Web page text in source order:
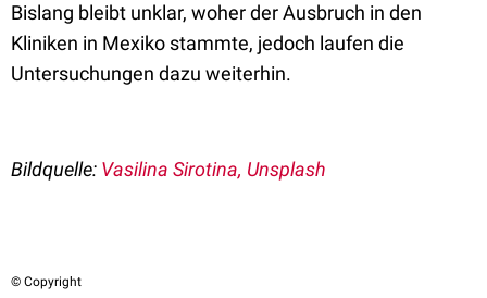
Bislang bleibt unklar, woher der Ausbruch in den
Kliniken in Mexiko stammte, jedoch laufen die
Untersuchungen dazu weiterhin.
Bildquelle: Vasilina Sirotina, Unsplash
© Copyright